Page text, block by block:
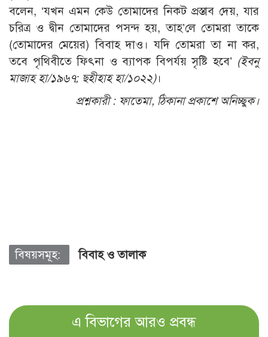
বলেন, ‘যখন এমন কেউ তোমাদের নিকট প্রস্তাব দেয়, যার
চরিত্র ও দ্বীন তোমাদের পসন্দ হয়, তাহ’লে তোমরা তাকে
(তোমাদের মেয়ের) বিবাহ দাও। যদি তোমরা তা না কর,
তবে পৃথিবীতে ফিৎনা ও ব্যাপক বিপর্যয় সৃষ্টি হবে’ (ইবনু
মাজাহ হা/১৯৬৭; ছহীহাহ হা/১০২২)।
প্রশ্নকারী : ফাতেমা, ঠিকানা প্রকাশে অনিচ্ছুক।
বিষয়সমূহ: বিবাহ ও তালাক
এ বিভাগের আরও প্রবন্ধ